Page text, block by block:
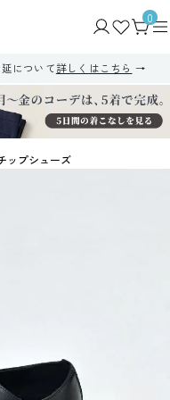
0
について詳しくはこちら
ップシューズ